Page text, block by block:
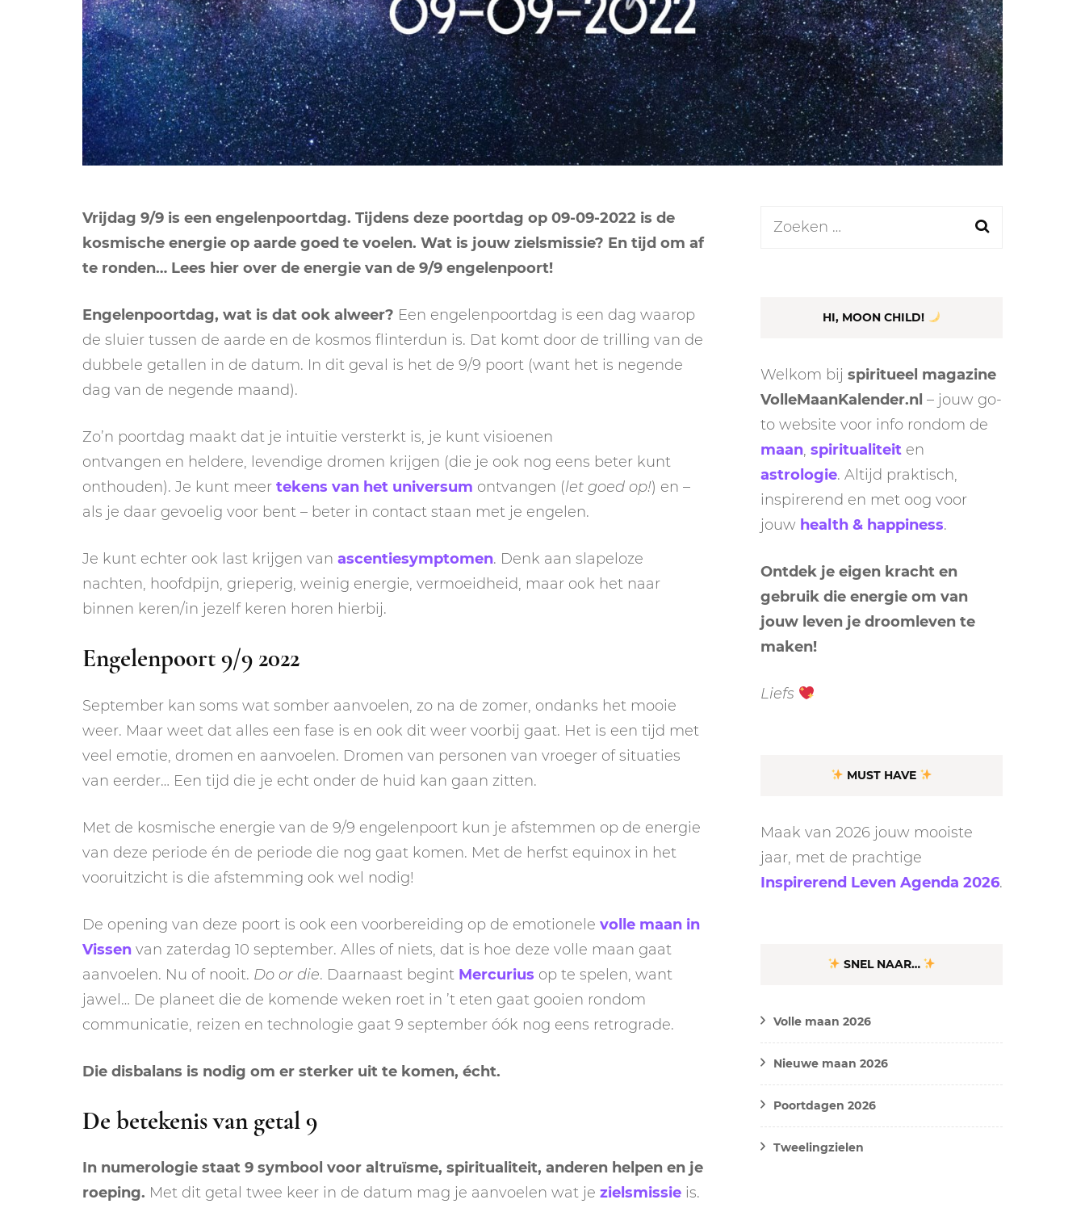
NEGENDE HUIS
TIENDE HUIS
ELFDE HUIS
TWAALFDE HUIS
NEPTUNUS
PLUTO
CHIRON
MAAN
ORAKEL
RITUELEN
NIEUWE MAAN
RITUELEN
VOLLE MAAN RITUELEN
RETROGRADE RITUEEL
SPIRIT ANIMALS
TAROT
TAROT TECHNIEKEN
Vrijdag 9/9 is een engelenpoortdag. Tijdens deze poortdag op 09-09-2022 is de
kosmische energie op aarde goed te voelen. Wat is jouw zielsmissie? En tijd om af
te ronden… Lees hier over de energie van de 9/9 engelenpoort!
Engelenpoortdag, wat is dat ook alweer? Een engelenpoortdag is een dag waarop
de sluier tussen de aarde en de kosmos flinterdun is. Dat komt door de trilling van de
dubbele getallen in de datum. In dit geval is het de 9/9 poort (want het is negende
dag van de negende maand).
Zo’n poortdag maakt dat je intuïtie versterkt is, je kunt visioenen
ontvangen en heldere, levendige dromen krijgen (die je ook nog eens beter kunt
onthouden). Je kunt meer tekens van het universum ontvangen (let goed op!) en –
als je daar gevoelig voor bent – beter in contact staan met je engelen.
Je kunt echter ook last krijgen van ascentiesymptomen. Denk aan slapeloze
nachten, hoofdpijn, grieperig, weinig energie, vermoeidheid, maar ook het naar
binnen keren/in jezelf keren horen hierbij.
Engelenpoort 9/9 2022
September kan soms wat somber aanvoelen, zo na de zomer, ondanks het mooie
weer. Maar weet dat alles een fase is en ook dit weer voorbij gaat. Het is een tijd met
veel emotie, dromen en aanvoelen. Dromen van personen van vroeger of situaties
van eerder… Een tijd die je echt onder de huid kan gaan zitten.
Met de kosmische energie van de 9/9 engelenpoort kun je afstemmen op de energie
van deze periode én de periode die nog gaat komen. Met de herfst equinox in het
vooruitzicht is die afstemming ook wel nodig!
De opening van deze poort is ook een voorbereiding op de emotionele volle maan in
Vissen van zaterdag 10 september. Alles of niets, dat is hoe deze volle maan gaat
aanvoelen. Nu of nooit. Do or die. Daarnaast begint Mercurius op te spelen, want
jawel… De planeet die de komende weken roet in ’t eten gaat gooien rondom
communicatie, reizen en technologie gaat 9 september óók nog eens retrograde.
Die disbalans is nodig om er sterker uit te komen, écht.
De betekenis van getal 9
In numerologie staat 9 symbool voor altruïsme, spiritualiteit, anderen helpen en je
roeping. Met dit getal twee keer in de datum mag je aanvoelen wat je zielsmissie is.
Zoeken
HI, MOON CHILD!
Welkom bij spiritueel magazine
VolleMaanKalender.nl – jouw go-
to website voor info rondom de
maan, spiritualiteit en
astrologie. Altijd praktisch,
inspirerend en met oog voor
jouw health & happiness.
Ontdek je eigen kracht en
gebruik die energie om van
jouw leven je droomleven te
maken!
Liefs
MUST HAVE
Maak van 2026 jouw mooiste
jaar, met de prachtige
Inspirerend Leven Agenda 2026.
SNEL NAAR…
Volle maan 2026
Nieuwe maan 2026
Poortdagen 2026
Tweelingzielen